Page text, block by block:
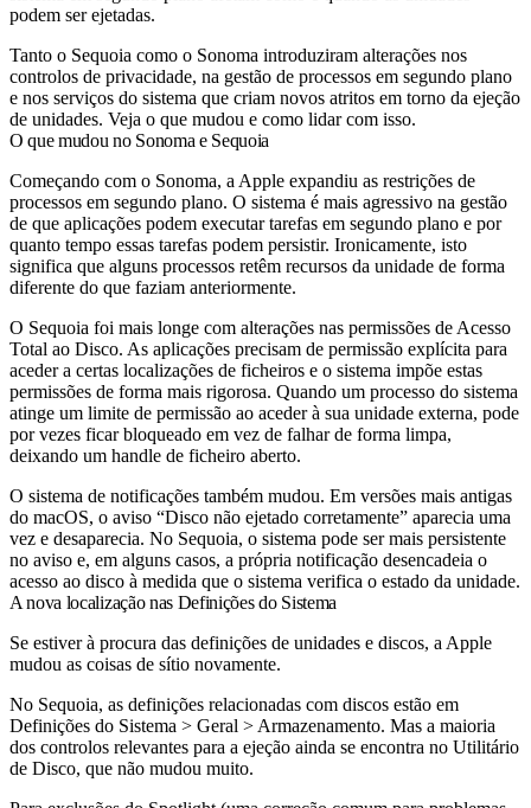
podem ser ejetadas.
Tanto o Sequoia como o Sonoma introduziram alterações nos
controlos de privacidade, na gestão de processos em segundo plano
e nos serviços do sistema que criam novos atritos em torno da ejeção
de unidades. Veja o que mudou e como lidar com isso.
O que mudou no Sonoma e Sequoia
Começando com o Sonoma, a Apple expandiu as restrições de
processos em segundo plano. O sistema é mais agressivo na gestão
de que aplicações podem executar tarefas em segundo plano e por
quanto tempo essas tarefas podem persistir. Ironicamente, isto
significa que alguns processos retêm recursos da unidade de forma
diferente do que faziam anteriormente.
O Sequoia foi mais longe com alterações nas permissões de Acesso
Total ao Disco. As aplicações precisam de permissão explícita para
aceder a certas localizações de ficheiros e o sistema impõe estas
permissões de forma mais rigorosa. Quando um processo do sistema
atinge um limite de permissão ao aceder à sua unidade externa, pode
por vezes ficar bloqueado em vez de falhar de forma limpa,
deixando um handle de ficheiro aberto.
O sistema de notificações também mudou. Em versões mais antigas
do macOS, o aviso “Disco não ejetado corretamente” aparecia uma
vez e desaparecia. No Sequoia, o sistema pode ser mais persistente
no aviso e, em alguns casos, a própria notificação desencadeia o
acesso ao disco à medida que o sistema verifica o estado da unidade.
A nova localização nas Definições do Sistema
Se estiver à procura das definições de unidades e discos, a Apple
mudou as coisas de sítio novamente.
No Sequoia, as definições relacionadas com discos estão em
Definições do Sistema > Geral > Armazenamento. Mas a maioria
dos controlos relevantes para a ejeção ainda se encontra no Utilitário
de Disco, que não mudou muito.